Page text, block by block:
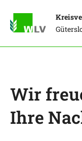
Wir
Ihre